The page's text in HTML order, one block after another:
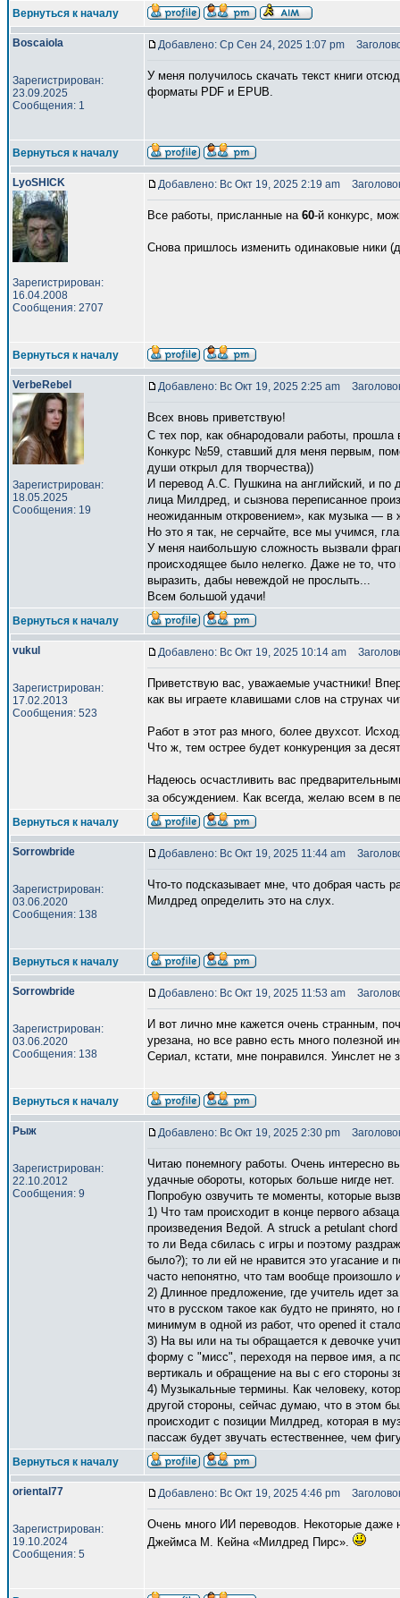
Вернуться к началу
Boscaiola
Зарегистрирован:
23.09.2025
Сообщения: 1
Добавлено: Ср Сен 24, 2025 1:07 pm
У меня получилось скачать текст книги
форматы PDF и EPUB.
Вернуться к началу
LyoSHICK
Зарегистрирован:
16.04.2008
Сообщения: 2707
Добавлено: Вс Окт 19, 2025 2:19 am
Все работы, присланные на 60-й конкурс,
Снова пришлось изменить одинаковые ники
Вернуться к началу
VerbeRebel
Зарегистрирован:
18.05.2025
Сообщения: 19
Добавлено: Вс Окт 19, 2025 2:25 am
Всех вновь приветствую!
С тех пор, как обнародовали работы, прошла
Конкурс №59, ставший для меня первым,
души открыл для творчества))
И перевод А.С. Пушкина на английский, и по
лица Милдред, и сызнова переписанное
неожиданным откровением», как музыка — в
Но это я так, не серчайте, все мы учимся,
У меня наибольшую сложность вызвали
происходящее было нелегко. Даже не то,
выразить, дабы невеждой не прослыть...
Всем большой удачи!
Вернуться к началу
vukul
Зарегистрирован:
17.02.2013
Сообщения: 523
Добавлено: Вс Окт 19, 2025 10:14 am
Приветствую вас, уважаемые участники!
как вы играете клавишами слов на струнах
Работ в этот раз много, более двухсот.
Что ж, тем острее будет конкуренция за
Надеюсь осчастливить вас
за обсуждением. Как всегда, желаю всем в
Вернуться к началу
Sorrowbride
Зарегистрирован:
03.06.2020
Сообщения: 138
Добавлено: Вс Окт 19, 2025 11:44 am
Что-то подсказывает мне, что добрая часть
Милдред определить это на слух.
Вернуться к началу
Sorrowbride
Зарегистрирован:
03.06.2020
Сообщения: 138
Добавлено: Вс Окт 19, 2025 11:53 am
И вот лично мне кажется очень странным,
урезана, но все равно есть много полезной
Сериал, кстати, мне понравился. Уинслет не
Вернуться к началу
Рыж
Зарегистрирован:
22.10.2012
Сообщения: 9
Добавлено: Вс Окт 19, 2025 2:30 pm
Читаю понемногу работы. Очень интересно
удачные обороты, которых больше нигде нет.
Попробую озвучить те моменты, которые
1) Что там происходит в конце первого
произведения Ведой. А struck a petulant
то ли Веда сбилась с игры и поэтому
было?); то ли ей не нравится это угасание
часто непонятно, что там вообще произошло
2) Длинное предложение, где учитель идет
что в русском такое как будто не принято,
минимум в одной из работ, что opened it
3) На вы или на ты обращается к девочке
форму с "мисс", переходя на первое имя, а
вертикаль и обращение на вы с его стороны
4) Музыкальные термины. Как человеку,
другой стороны, сейчас думаю, что в этом
происходит с позиции Милдред, которая в
пассаж будет звучать естественнее, чем
Вернуться к началу
oriental77
Зарегистрирован:
19.10.2024
Сообщения: 5
Добавлено: Вс Окт 19, 2025 4:46 pm
Очень много ИИ переводов. Некоторые даже
Джеймса М. Кейна «Милдред Пирс».